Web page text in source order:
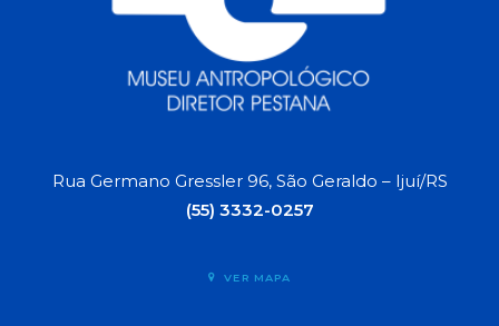
Rua Germano Gressler 96, São Geraldo – Ijuí/RS
(55) 3332-0257
VER MAPA